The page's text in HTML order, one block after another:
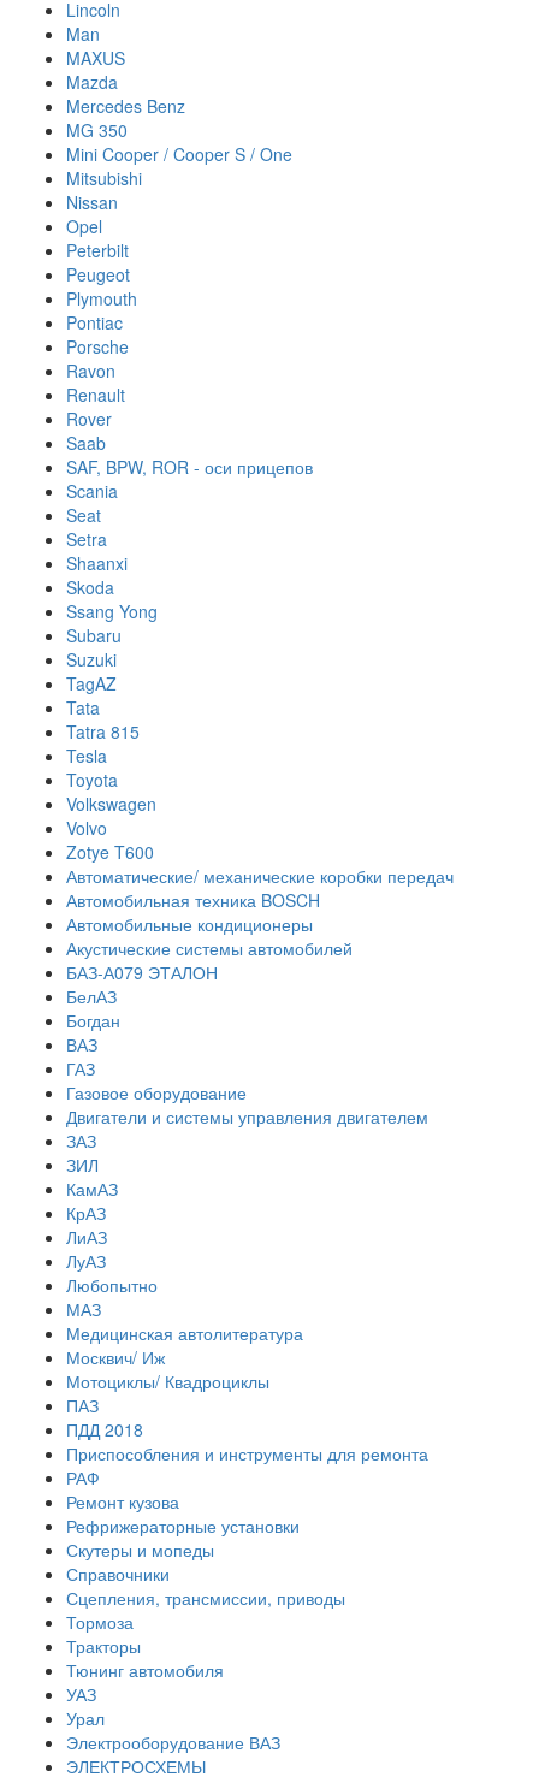
Lincoln
Man
MAXUS
Mazda
Mercedes Benz
MG 350
Mini Cooper / Cooper S / One
Mitsubishi
Nissan
Opel
Peterbilt
Peugeot
Plymouth
Pontiac
Porsche
Ravon
Renault
Rover
Saab
SAF, BPW, ROR - оси прицепов
Scania
Seat
Setra
Shaanxi
Skoda
Ssang Yong
Subaru
Suzuki
TagAZ
Tata
Tatra 815
Tesla
Toyota
Volkswagen
Volvo
Zotye T600
Автоматические/ механические коробки передач
Автомобильная техника BOSCH
Автомобильные кондиционеры
Акустические системы автомобилей
БАЗ-А079 ЭТАЛОН
БелАЗ
Богдан
ВАЗ
ГАЗ
Газовое оборудование
Двигатели и системы управления двигателем
ЗАЗ
ЗИЛ
КамАЗ
КрАЗ
ЛиАЗ
ЛуАЗ
Любопытно
МАЗ
Медицинская автолитература
Москвич/ Иж
Мотоциклы/ Квадроциклы
ПАЗ
ПДД 2018
Приспособления и инструменты для ремонта
РАФ
Ремонт кузова
Рефрижераторные установки
Скутеры и мопеды
Справочники
Сцепления, трансмиссии, приводы
Тормоза
Тракторы
Тюнинг автомобиля
УАЗ
Урал
Электрооборудование ВАЗ
ЭЛЕКТРОСХЕМЫ